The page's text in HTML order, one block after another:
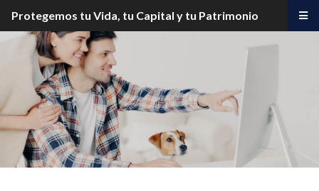
Protegemos tu Vida, tu Capital y tu Patrimonio